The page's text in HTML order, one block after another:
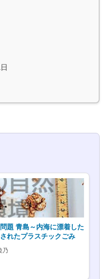
題 青島～内海に漂着した
れたプラスチックごみ
乃